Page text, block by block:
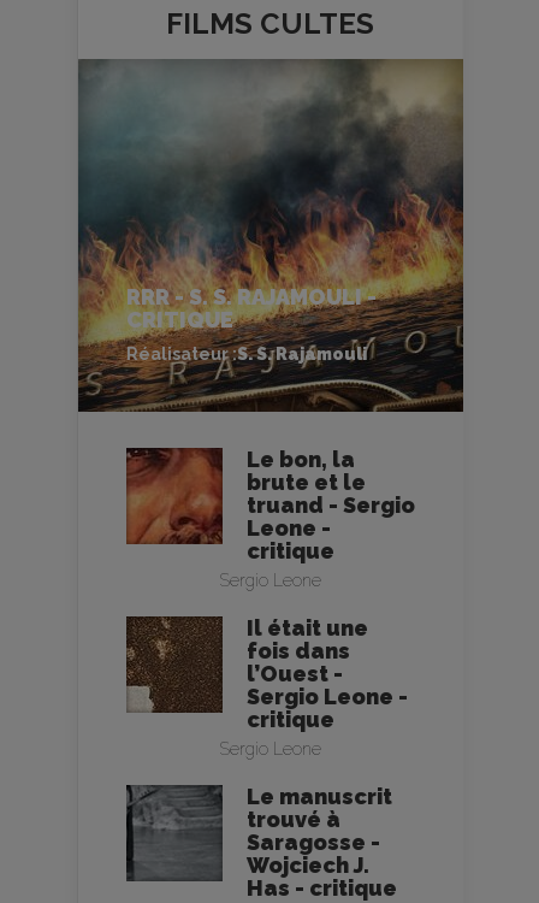
FILMS CULTES
RRR - S. S. RAJAMOULI -
CRITIQUE
Réalisateur :S. S. Rajamouli
Le bon, la
brute et le
truand - Sergio
Leone -
critique
Sergio Leone
Il était une
fois dans
l’Ouest -
Sergio Leone -
critique
Sergio Leone
Le manuscrit
trouvé à
Saragosse -
Wojciech J.
Has - critique